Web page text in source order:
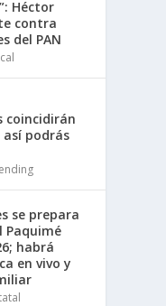
Héctor
contra
del PAN
coincidirán
podrás
se prepara
Paquimé
habrá
en vivo y